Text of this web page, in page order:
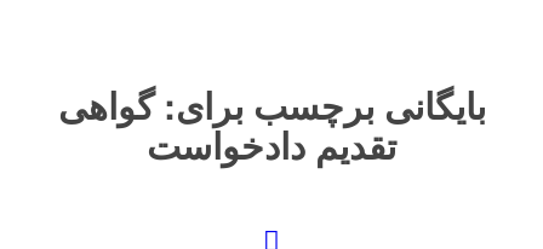
بایگانی برچسب برای:گواهی
تقدیم دادخواست